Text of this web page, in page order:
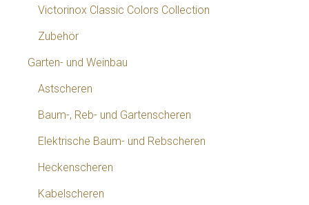
Victorinox Classic Colors Collection
Zubehör
Garten- und Weinbau
Astscheren
Baum-, Reb- und Gartenscheren
Elektrische Baum- und Rebscheren
Heckenscheren
Kabelscheren